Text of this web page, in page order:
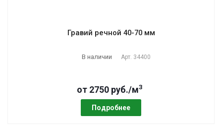
Гравий речной 40-70 мм
В наличии Арт. 34400
от 2750 руб./м3
Подробнее